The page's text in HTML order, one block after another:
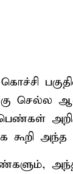
செல்ல
கூறி